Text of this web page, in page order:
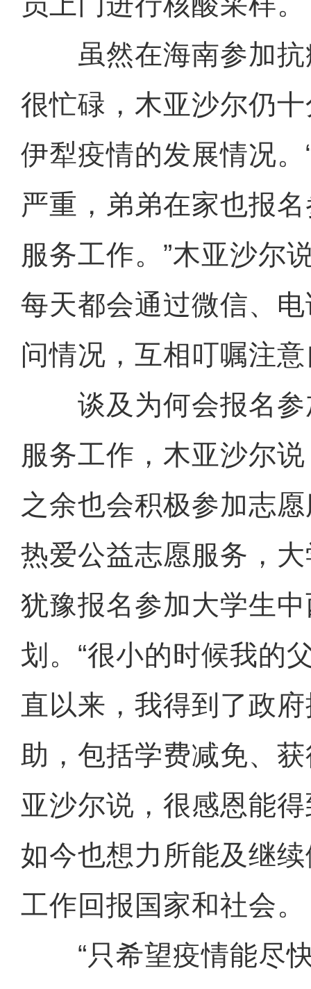
虽然在海南参加抗
很忙碌，木亚沙尔仍
伊犁疫情的发展情况
严重，弟弟在家也报
服务工作。”木亚沙尔
每天都会通过微信、
问情况，互相叮嘱注
谈及为何会报名参
服务工作，木亚沙尔
之余也会积极参加志
热爱公益志愿服务，
犹豫报名参加大学生
划。“很小的时候我的
直以来，我得到了政
助，包括学费减免、
亚沙尔说，很感恩能
如今也想力所能及继
工作回报国家和社会。
“只希望疫情能尽快